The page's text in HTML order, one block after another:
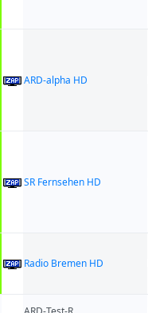
ARD-alpha HD
SR Fernsehen HD
Radio Bremen HD